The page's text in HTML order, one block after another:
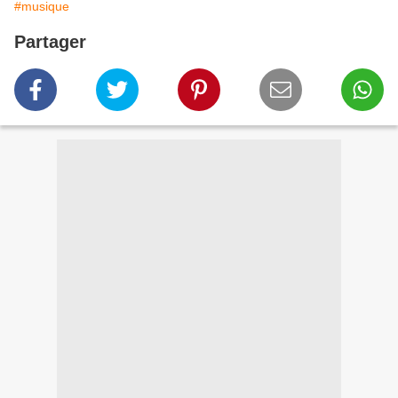
#musique
Partager